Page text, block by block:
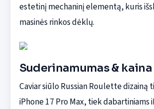
estetinį mechaninį elementą, kuris
masinės rinkos dėklų.
Suderinamumas & kaina
Caviar siūlo Russian Roulette dizainą
iPhone 17 Pro Max, tiek dabartiniams